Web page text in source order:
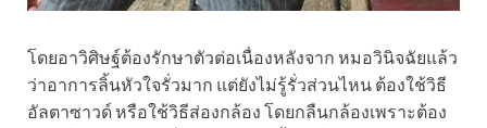
โดยอาวิศิษฐ์ต้องรักษาตัวต่อเนื่องหลังจาก หมอวินิจฉัยแล้ว
ว่าอาการลิ้นหัวใจรั่วมาก แต่ยังไม่รู้รั่วส่วนไหน ต้องใช้วิธี
อัลตาซาวด์ หรือใช้วิธีส่องกล้อง โดยกลืนกล้องเพราะต้อง